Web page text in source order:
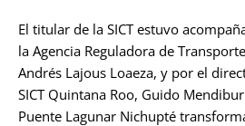
El titular de la SICT estuvo
la Agencia Reguladora de
Andrés Lajous Loaeza, y por el
SICT Quintana Roo, Guido
Puente Lagunar Nichupté